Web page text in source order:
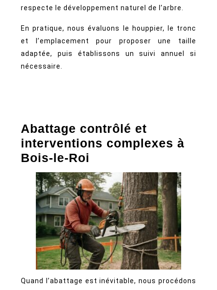
respecte le développement naturel de l’arbre.
En pratique, nous évaluons le houppier, le tronc
et l’emplacement pour proposer une taille
adaptée, puis établissons un suivi annuel si
nécessaire.
Abattage contrôlé et
interventions complexes à
Bois-le-Roi
Quand l’abattage est inévitable, nous procédons